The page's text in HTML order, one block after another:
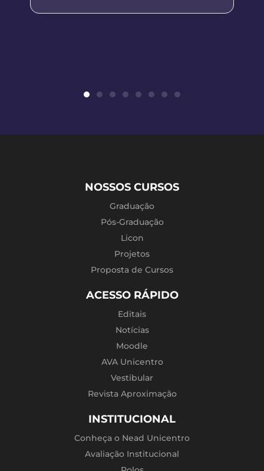
NOSSOS CURSOS
Graduação
Pós-Graduação
Licon
Projetos
Proposta de Cursos
ACESSO RÁPIDO
Editais
Notícias
Moodle
AVA Unicentro
Vestibular
Revista Aproximação
INSTITUCIONAL
Conheça o Nead Unicentro
Avaliação Institucional